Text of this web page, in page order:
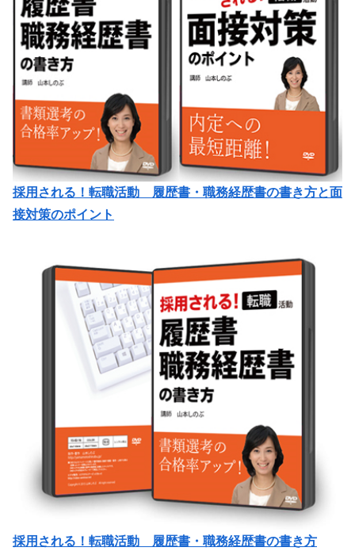
採用される！転職活動 履歴書・職務経歴書の書き方と面
接対策のポイント
採用される！転職活動 履歴書・職務経歴書の書き方